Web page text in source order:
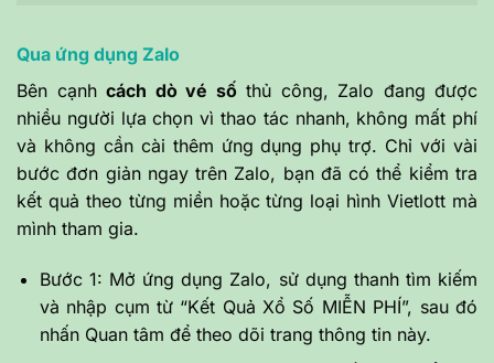
Qua ứng dụng Zalo
Bên cạnh cách dò vé sốthủ công, Zalo đang được
nhiều người lựa chọn vì thao tác nhanh, không mất phí
và không cần cài thêm ứng dụng phụ trợ. Chỉ với vài
bước đơn giản ngay trên Zalo, bạn đã có thể kiểm tra
kết quả theo từng miền hoặc từng loại hình Vietlott mà
mình tham gia.
Bước 1: Mở ứng dụng Zalo, sử dụng thanh tìm kiếm
và nhập cụm từ “Kết Quả Xổ Số MIỄN PHÍ”, sau đó
nhấn Quan tâm để theo dõi trang thông tin này.